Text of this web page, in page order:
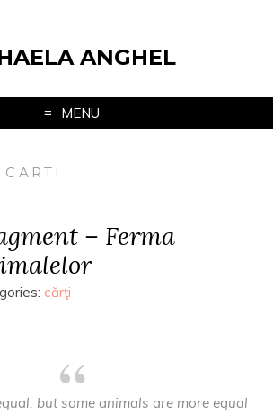
ANGHEL
MENU
CARTI
– Ferma
cărţi
but some animals are more equal